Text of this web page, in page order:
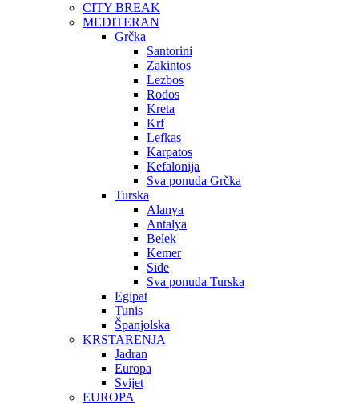
CITY BREAK
MEDITERAN
Grčka
Santorini
Zakintos
Lezbos
Rodos
Kreta
Krf
Lefkas
Karpatos
Kefalonija
Sva ponuda Grčka
Turska
Alanya
Antalya
Belek
Kemer
Side
Sva ponuda Turska
Egipat
Tunis
Španjolska
KRSTARENJA
Jadran
Europa
Svijet
EUROPA